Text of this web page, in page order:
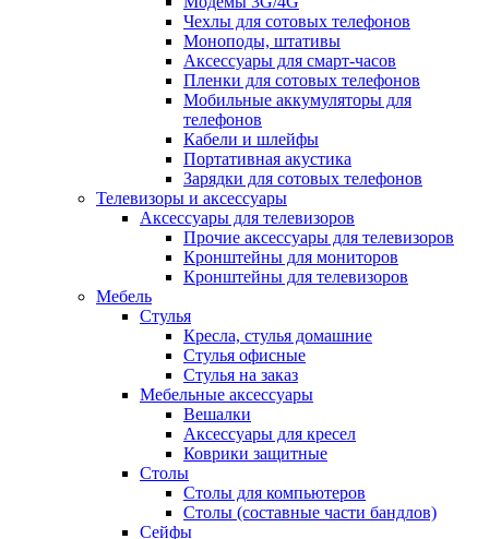
Чехлы для сотовых телефонов
Моноподы, штативы
Аксессуары для смарт-часов
Пленки для сотовых телефонов
Мобильные аккумуляторы для
телефонов
Кабели и шлейфы
Портативная акустика
Зарядки для сотовых телефонов
Телевизоры и аксессуары
Аксессуары для телевизоров
Прочие аксессуары для телевизоров
Кронштейны для мониторов
Кронштейны для телевизоров
Мебель
Стулья
Кресла, стулья домашние
Стулья офисные
Стулья на заказ
Мебельные аксессуары
Вешалки
Аксессуары для кресел
Коврики защитные
Столы
Столы для компьютеров
Столы (составные части бандлов)
Сейфы